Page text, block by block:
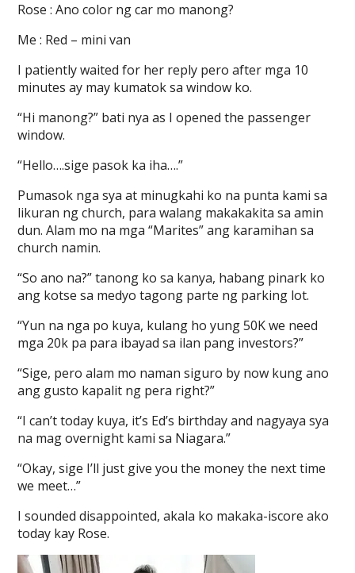
Rose : Ano color ng car mo manong?
Me : Red – mini van
I patiently waited for her reply pero after mga 10
minutes ay may kumatok sa window ko.
“Hi manong?” bati nya as I opened the passenger
window.
“Hello….sige pasok ka iha….”
Pumasok nga sya at minugkahi ko na punta kami sa
likuran ng church, para walang makakakita sa amin
dun. Alam mo na mga “Marites” ang karamihan sa
church namin.
“So ano na?” tanong ko sa kanya, habang pinark ko
ang kotse sa medyo tagong parte ng parking lot.
“Yun na nga po kuya, kulang ho yung 50K we need
mga 20k pa para ibayad sa ilan pang investors?”
“Sige, pero alam mo naman siguro by now kung ano
ang gusto kapalit ng pera right?”
“I can’t today kuya, it’s Ed’s birthday and nagyaya sya
na mag overnight kami sa Niagara.”
“Okay, sige I’ll just give you the money the next time
we meet…”
I sounded disappointed, akala ko makaka-iscore ako
today kay Rose.